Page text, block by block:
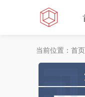
当前位置： 首页